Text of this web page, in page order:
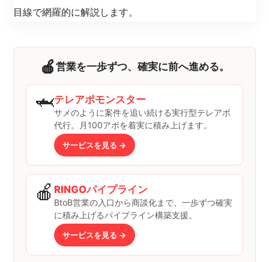
目線で網羅的に解説します。
🍎 営業を一歩ずつ、確実に前へ進める。
🦈テレアポモンスター
サメのように案件を追い続ける実行型テレアポ
代行。月100アポを着実に積み上げます。
サービスを見る →
🍎 RINGOパイプライン
BtoB営業の入口から商談化まで、一歩ずつ確実
に積み上げるパイプライン構築支援。
サービスを見る →